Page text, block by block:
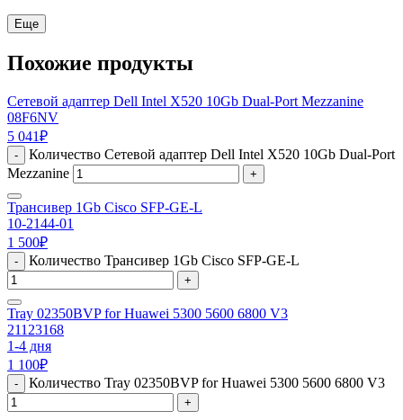
Еще
Похожие продукты
Сетевой адаптер Dell Intel X520 10Gb Dual-Port Mezzanine
08F6NV
5 041₽
-
Количество Сетевой адаптер Dell Intel X520 10Gb Dual-Port
Mezzanine
+
Трансивер 1Gb Cisco SFP-GE-L
10-2144-01
1 500₽
- Количество Трансивер 1Gb Cisco SFP-GE-L
+
Tray 02350BVP for Huawei 5300 5600 6800 V3
21123168
1-4 дня
1 100₽
- Количество Tray 02350BVP for Huawei 5300 5600 6800 V3
+